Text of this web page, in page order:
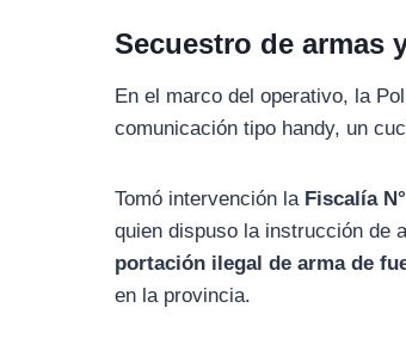
Secuestro de armas
En el marco del operativo, la
comunicación tipo handy, un
Tomó intervención la Fiscalía
quien dispuso la instrucción de
portación ilegal de arma de
en la provincia.